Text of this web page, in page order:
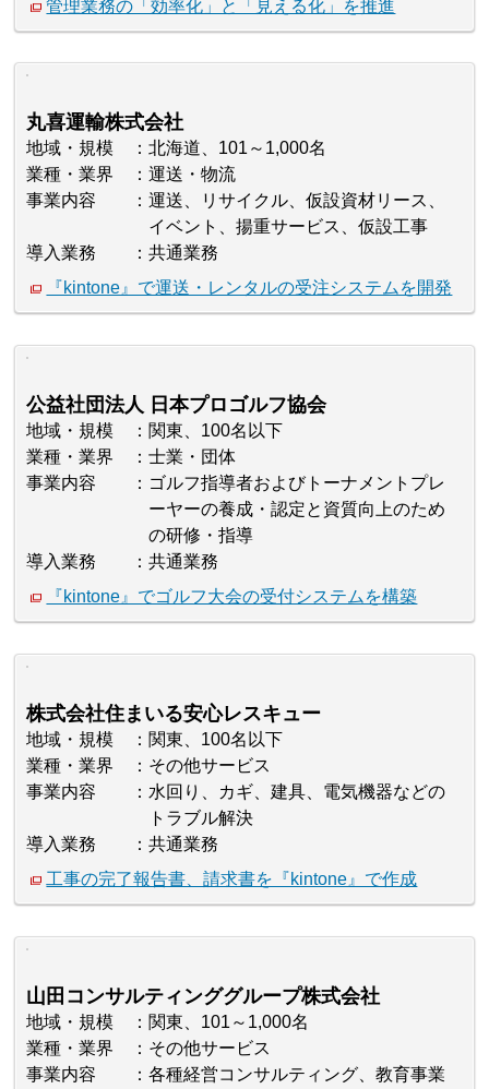
管理業務の「効率化」と「見える化」を推進
丸喜運輸株式会社
地域・規模
北海道、101～1,000名
業種・業界
運送・物流
事業内容
運送、リサイクル、仮設資材リース、
イベント、揚重サービス、仮設工事
導入業務
共通業務
『kintone』で運送・レンタルの受注システムを開発
公益社団法人 日本プロゴルフ協会
地域・規模
関東、100名以下
業種・業界
士業・団体
事業内容
ゴルフ指導者およびトーナメントプレ
ーヤーの養成・認定と資質向上のため
の研修・指導
導入業務
共通業務
『kintone』でゴルフ大会の受付システムを構築
株式会社住まいる安心レスキュー
地域・規模
関東、100名以下
業種・業界
その他サービス
事業内容
水回り、カギ、建具、電気機器などの
トラブル解決
導入業務
共通業務
工事の完了報告書、請求書を『kintone』で作成
山田コンサルティンググループ株式会社
地域・規模
関東、101～1,000名
業種・業界
その他サービス
事業内容
各種経営コンサルティング、教育事業